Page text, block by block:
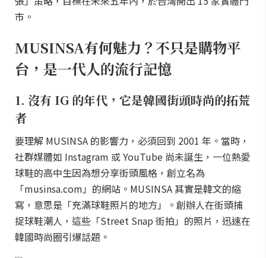
市。
MUSINSA有何魅力？不只是購物平
台，是一代人的流行記憶
1. 沒有 IG 的年代，它是韓國街頭時尚的拓荒
者
要理解 MUSINSA 的影響力，必須回到 2001 年。當時，
社群媒體如 Instagram 或 YouTube 尚未誕生，一位熱愛
球鞋的高中生因為想分享街頭風格，創立名為
「musinsa.com」的網站。MUSINSA 其實是韓文的縮
寫，意思是「充滿球鞋照片的地方」。創辦人在街頭捕
捉球鞋潮人，這些「Street Snap 街拍」的照片，迅速在
韓國時尚圈引爆話題。